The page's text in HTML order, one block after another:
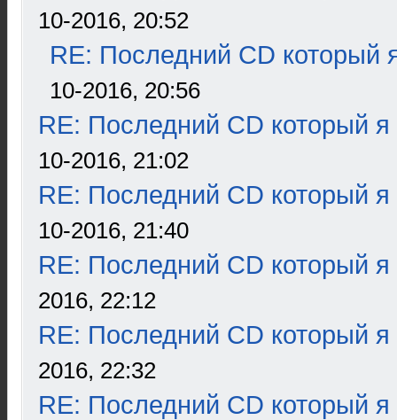
10-2016, 20:52
RE: Последний CD который
10-2016, 20:56
RE: Последний CD который я
10-2016, 21:02
RE: Последний CD который я
10-2016, 21:40
RE: Последний CD который я
2016, 22:12
RE: Последний CD который я
2016, 22:32
RE: Последний CD который я